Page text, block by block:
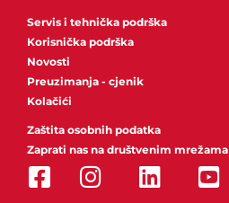
Servis i tehnička podrška
Korisnička podrška
Novosti
Preuzimanja - cjenik
Kolačići
Zaštita osobnih podatka
Zaprati nas na društvenim mrežama